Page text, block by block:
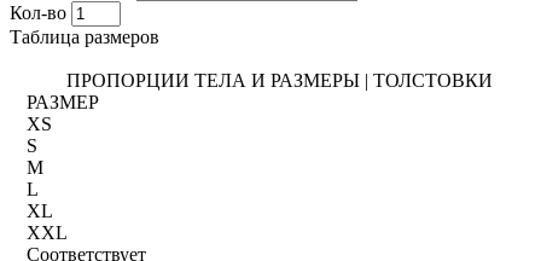
Кол-во
Таблица размеров
ПРОПОРЦИИ ТЕЛА И РАЗМЕРЫ | ТОЛСТОВКИ
РАЗМЕР
XS
S
M
L
XL
XXL
Соответствует